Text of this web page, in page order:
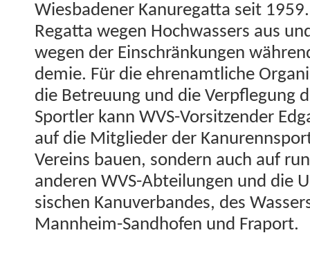
Wies­baden­er Kanure­gat­ta seit
Regat­ta wegen Hochwassers aus
wegen der Ein­schränkun­gen
demie. Für die ehre­namtliche
die Betreu­ung und die Verpfle­gung
Sportler kann WVS-Vor­sitzen­der
auf die Mit­glieder der
Vere­ins bauen, son­dern auch auf
anderen WVS-Abteilun­gen und die
sis­chen Kanu­ver­ban­des, des
Mannheim-Sand­hofen und Fraport.